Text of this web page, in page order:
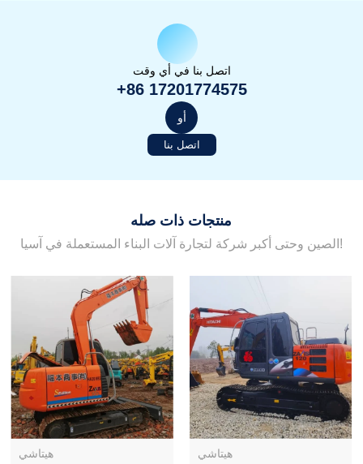
اتصل بنا في أي وقت
+86 17201774575
أو
اتصل بنا
منتجات ذات صله
الصين وحتى أكبر شركة لتجارة آلات البناء المستعملة في آسيا!
هيتاشي هيتاشي